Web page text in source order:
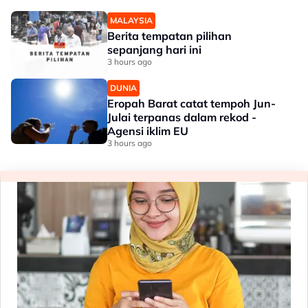
MALAYSIA
Berita tempatan pilihan
sepanjang hari ini
3 hours ago
DUNIA
Eropah Barat catat tempoh Jun-
Julai terpanas dalam rekod -
Agensi iklim EU
3 hours ago